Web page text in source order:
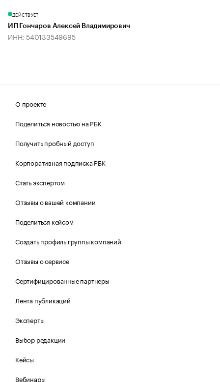
ДЕЙСТВУЕТ
ИП Гончаров Алексей Владимирович
ИНН: 540133549695
О проекте
Поделиться новостью на РБК
Получить пробный доступ
Корпоративная подписка РБК
Стать экспертом
Отзывы о вашей компании
Поделиться кейсом
Создать профиль группы компаний
Отзывы о сервисе
Сертифицированные партнеры
Лента публикаций
Эксперты
Выбор редакции
Кейсы
Вебинары